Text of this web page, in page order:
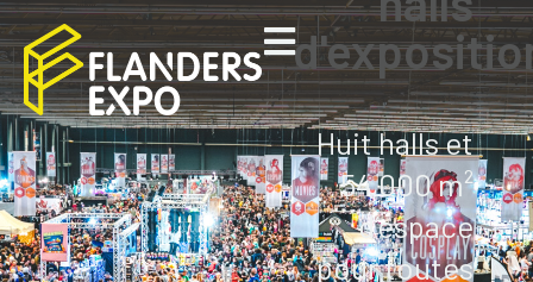
Huit halls et
54 000 m²
d’espace
pour toutes